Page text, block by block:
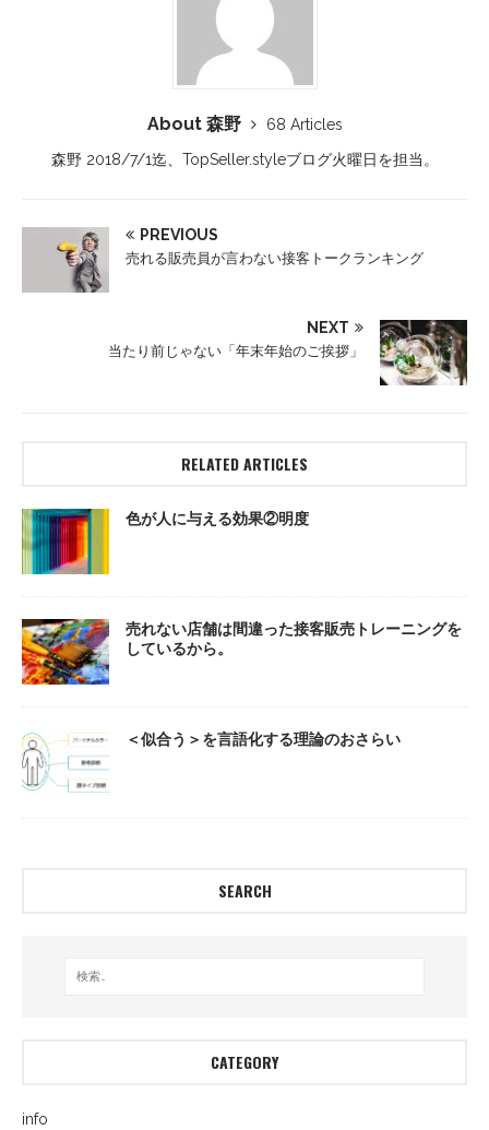
About 森野
68 Articles
森野 2018/7/1迄、TopSeller.styleブログ火曜日を担当。
PREVIOUS
売れる販売員が言わない接客トークランキング
NEXT
当たり前じゃない「年末年始のご挨拶」
RELATED ARTICLES
色が人に与える効果②明度
売れない店舗は間違った接客販売トレーニングを
しているから。
＜似合う＞を言語化する理論のおさらい
SEARCH
CATEGORY
info